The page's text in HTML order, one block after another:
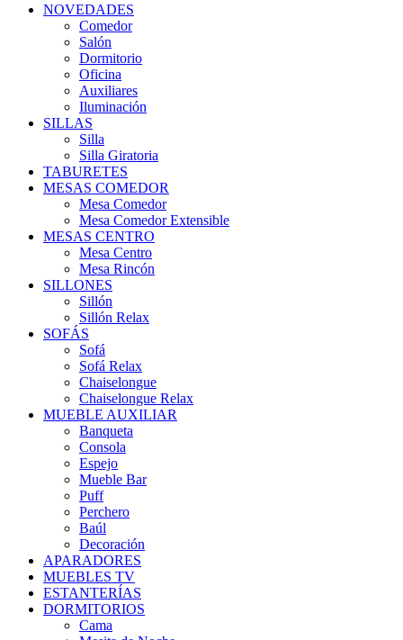
NOVEDADES
Comedor
Salón
Dormitorio
Oficina
Auxiliares
Iluminación
SILLAS
Silla
Silla Giratoria
TABURETES
MESAS COMEDOR
Mesa Comedor
Mesa Comedor Extensible
MESAS CENTRO
Mesa Centro
Mesa Rincón
SILLONES
Sillón
Sillón Relax
SOFÁS
Sofá
Sofá Relax
Chaiselongue
Chaiselongue Relax
MUEBLE AUXILIAR
Banqueta
Consola
Espejo
Mueble Bar
Puff
Perchero
Baúl
Decoración
APARADORES
MUEBLES TV
ESTANTERÍAS
DORMITORIOS
Cama